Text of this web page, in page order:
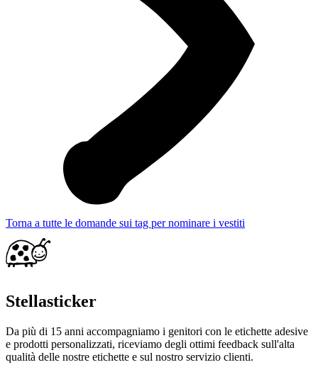
Torna a tutte le domande sui tag per nominare i vestiti
Stellasticker
Da più di 15 anni accompagniamo i genitori con le etichette adesive
e prodotti personalizzati, riceviamo degli ottimi feedback sull'alta
qualità delle nostre etichette e sul nostro servizio clienti.